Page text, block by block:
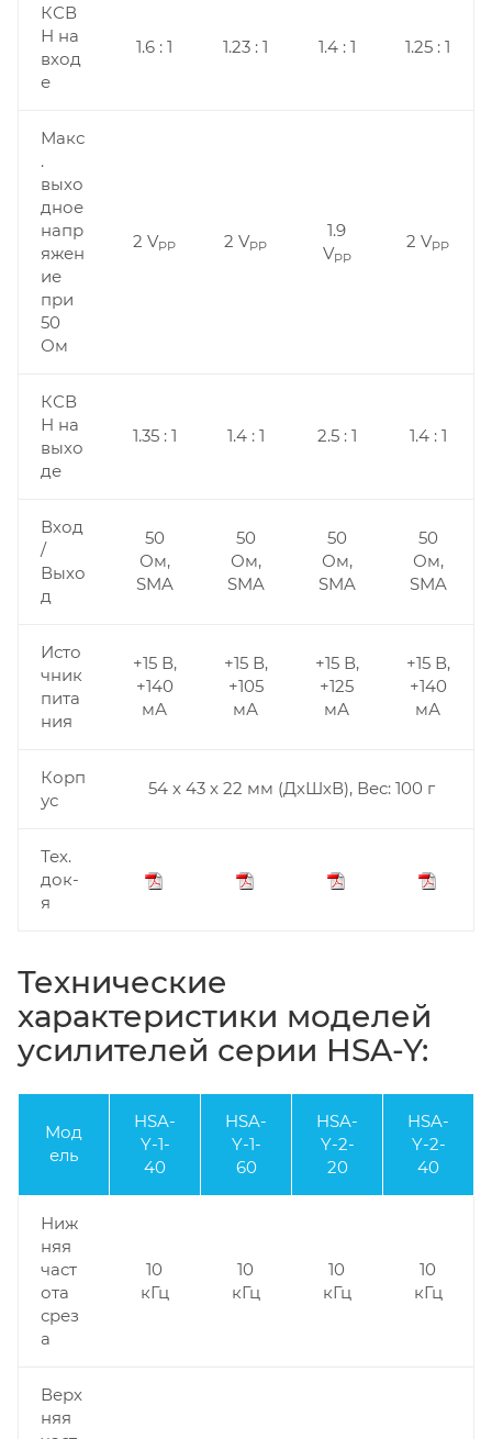
КСВ
Н на
вход
е
1.6 : 1 1.23 : 1 1.4 : 1 1.25 : 1
Макс
.
выхо
дное
напр
яжен
ие
при
50
Ом
2 VPP 2 VPP
1.9
VPP
2 VPP
КСВ
Н на
выхо
де
1.35 : 1 1.4 : 1 2.5 : 1 1.4 : 1
Вход
/
Выхо
д
50
Ом,
SMA
50
Ом,
SMA
50
Ом,
SMA
50
Ом,
SMA
Исто
чник
пита
ния
+15 В,
+140
мА
+15 В,
+105
мА
+15 В,
+125
мА
+15 В,
+140
мА
Корп
ус
54 x 43 x 22 мм (ДхШхВ), Вес: 100 г
Тех.
док-
я
Технические
характеристики моделей
усилителей серии HSA-Y:
Мод
ель
HSA-
Y-1-
40
HSA-
Y-1-
60
HSA-
Y-2-
20
HSA-
Y-2-
40
Ниж
няя
част
ота
срез
а
10
кГц
10
кГц
10
кГц
10
кГц
Верх
няя